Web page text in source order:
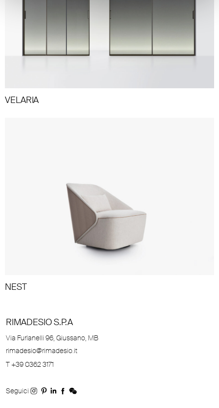
VELARIA
NEST
RIMADESIO S.P.A
Via Furlanelli 96, Giussano, MB
rimadesio@rimadesio.it
T +39 0362 3171
Seguici